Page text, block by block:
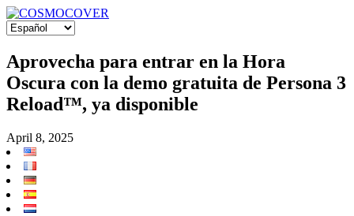
Aprovecha para entrar en la Hora
Oscura con la demo gratuita de Persona 3
Reload™, ya disponible
April 8, 2025